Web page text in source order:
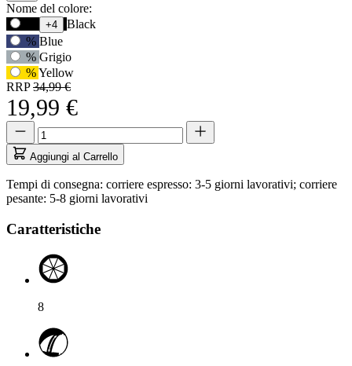
Opzioni
prodotto
Nome del colore:
Usa
il
tasto
Tab
per
accedere
alla
prima
opzione,
poi
i
tasti
freccia
per
tra
opzioni.
+4
Black
% Blue
% Grigio
%Yellow
RRP34,99 €
19,99 €
Quantità
aggiornata
1
Quantità
Aggiungi al Carrello
Tempi di consegna: corriere espresso: 3-5 giorni lavorativi; corriere
pesante: 5-8 giorni lavorativi
Caratteristiche
8